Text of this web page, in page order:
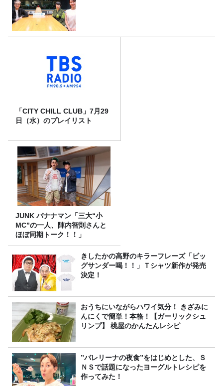
「CITY CHILL CLUB」7月29
日（水）のプレイリスト
JUNK バナナマン「三大“小
MC”の一人、陣内智則さんと
ほぼ同期トーク！！」
きしたかの高野のキラーフレーズ「ビッ
グサンダー喝！！」Ｔシャツ新作が発売
決定！
おうちにいながらハワイ気分！ きざみに
んにくで簡単！本格！【ガーリックシュ
リンプ】 桃屋のかんたんレシピ
”バレリーナの夜食”をはじめとした、Ｓ
ＮＳで話題になったヨーグルトレシピを
作ってみた！